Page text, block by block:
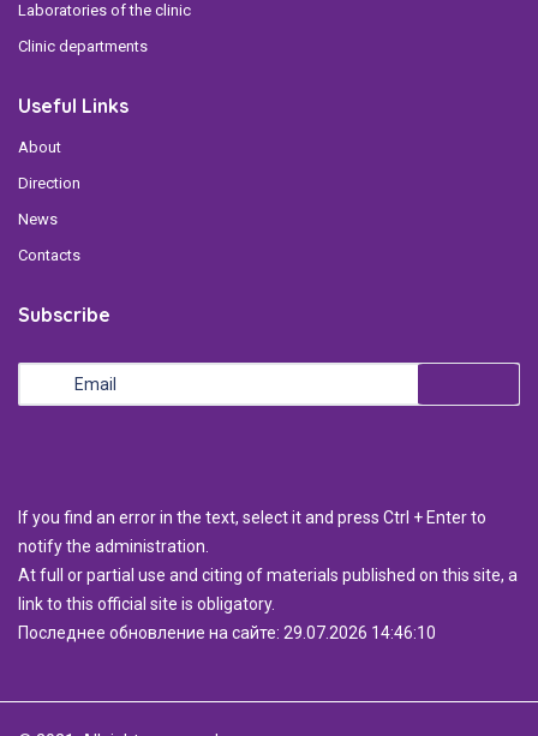
Laboratories of the clinic
Clinic departments
Useful Links
About
Direction
News
Contacts
Subscribe
If you find an error in the text, select it and press Ctrl + Enter to
notify the administration.
At full or partial use and citing of materials published on this site, a
link to this official site is obligatory.
Последнее обновление на сайте: 29.07.2026 14:46:10